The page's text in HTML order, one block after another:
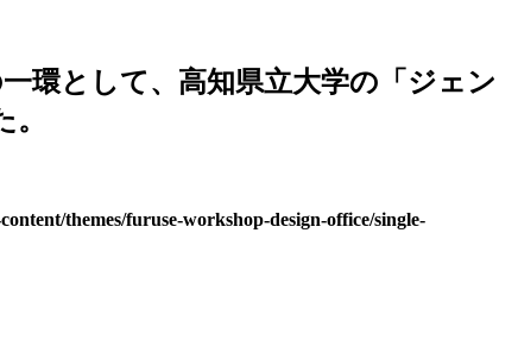
環として、高知県立大学の「ジェン
themes/furuse-workshop-design-office/single-